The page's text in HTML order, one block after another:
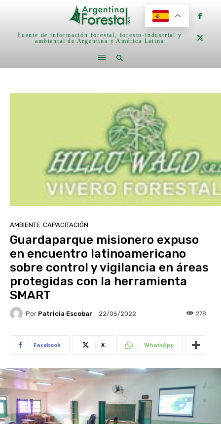
Fuente de información forestal, foresto-industrial y
ambiental de Argentina y América Latina
AMBIENTE CAPACITACIÓN
Guardaparque misionero expuso
en encuentro latinoamericano
sobre control y vigilancia en áreas
protegidas con la herramienta
SMART
Por Patricia Escobar 22/06/2022 278
Facebook X WhatsApp